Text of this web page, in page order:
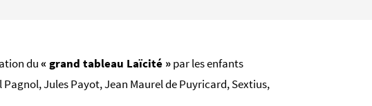
du« grand tableau Laïcité »par les enfants
Jules Payot, Jean Maurel de Puyricard, Sextius,